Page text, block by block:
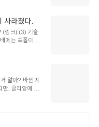
, 오른쪽 이미
앱 (한 ..
순간이었어. 원
대안을 찾아 보
니까. 결국 ; 컨
큰 통찰이자
려움을 자초한
사라졌다.
(링크) (3) 기술
에는 포폴이 그
떻게 디자인하
서 일했는가만
그렇다는 얘기.
을 때 중요했던
, 내 연차라면
, 거의 모든 참
알아? 바뀐 지
만, 클리앙에 올
좀 다른 걸 알
진화 방향이기